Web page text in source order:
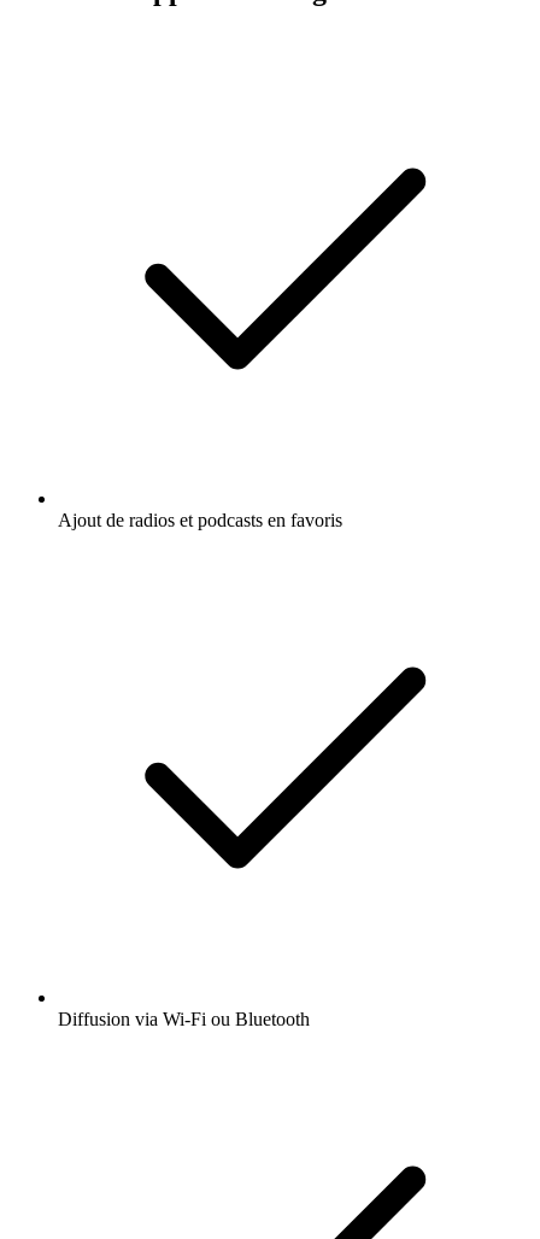
Ajout de radios et podcasts en favoris
Diffusion via Wi-Fi ou Bluetooth